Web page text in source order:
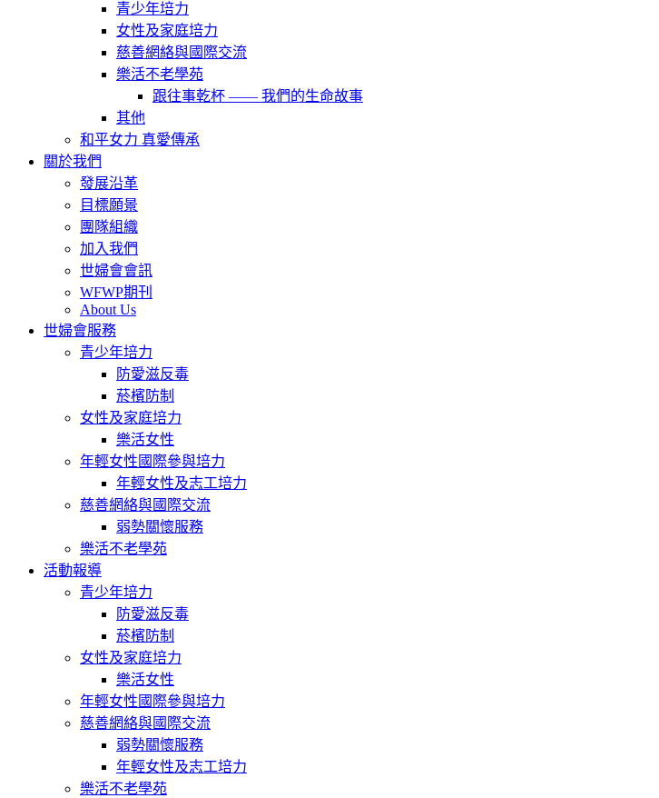
青少年培力
女性及家庭培力
慈善網絡與國際交流
樂活不老學苑
跟往事乾杯 —— 我們的生命故事
其他
和平女力 真愛傳承
關於我們
發展沿革
目標願景
團隊組織
加入我們
世婦會會訊
WFWP期刊
About Us
世婦會服務
青少年培力
防愛滋反毒
菸檳防制
女性及家庭培力
樂活女性
年輕女性國際參與培力
年輕女性及志工培力
慈善網絡與國際交流
弱勢關懷服務
樂活不老學苑
活動報導
青少年培力
防愛滋反毒
菸檳防制
女性及家庭培力
樂活女性
年輕女性國際參與培力
慈善網絡與國際交流
弱勢關懷服務
年輕女性及志工培力
樂活不老學苑